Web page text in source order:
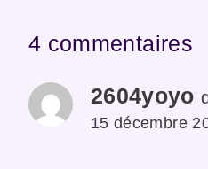
4 commentaires
2604yoyo
15 décembre